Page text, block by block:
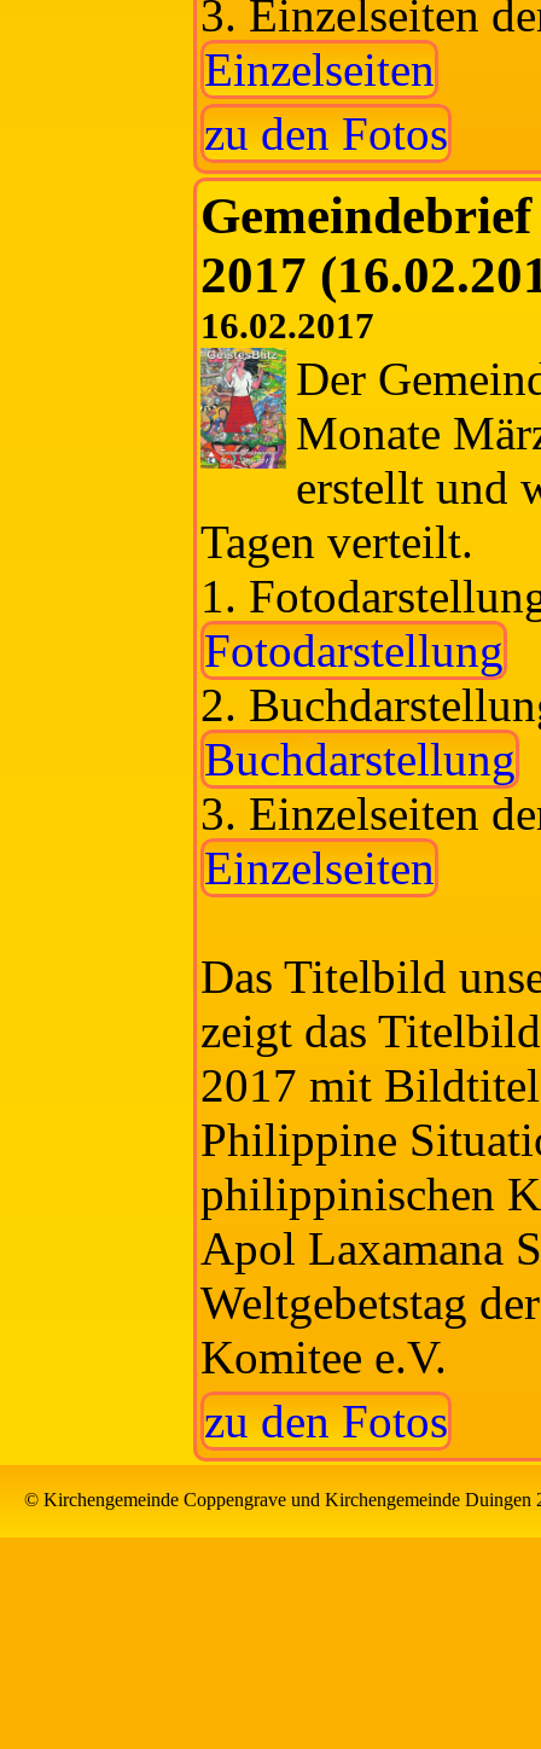
3. Einzelseiten
Einzelseiten
zu den Fotos
2017
16.02.2017
Der
Monate
erstellt und
Tagen verteilt.
1.
Fotodarstellung
2.
Buchdarstellung
3. Einzelseiten
Einzelseiten
Das Titelbild
zeigt das
2017 mit
Philippine
philippinischen
Apol Laxamana
Weltgebetstag
Komitee e.V.
zu den Fotos
© Kirchengemeinde Coppengrave und Kirchengemeinde Duingen